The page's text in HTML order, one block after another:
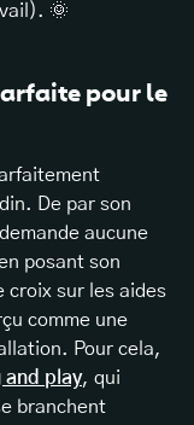
🌞
pour le
De par son
aucune
posant son
croix sur les aides
comme une
Pour cela,
and play, qui
branchent